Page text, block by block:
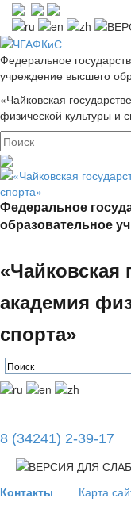
Федеральное
учреждение высшего
«Чайковская
физической культуры и
Федеральное
образовательное
«Чайковская
академия
спорта»
8 (34241) 2-39-17
Контакты Карта